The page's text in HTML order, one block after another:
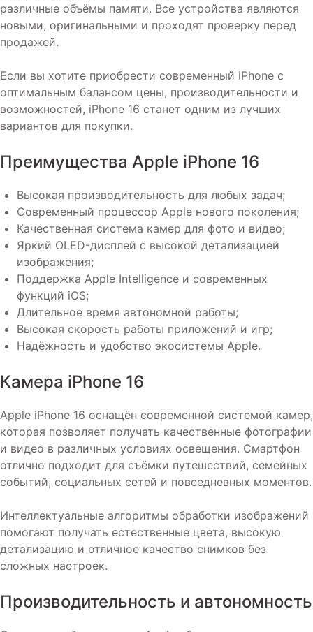
различные объёмы памяти. Все устройства являются
новыми, оригинальными и проходят проверку перед
продажей.
Если вы хотите приобрести современный iPhone с
оптимальным балансом цены, производительности и
возможностей, iPhone 16 станет одним из лучших
вариантов для покупки.
Преимущества Apple iPhone 16
Высокая производительность для любых задач;
Современный процессор Apple нового поколения;
Качественная система камер для фото и видео;
Яркий OLED-дисплей с высокой детализацией
изображения;
Поддержка Apple Intelligence и современных
функций iOS;
Длительное время автономной работы;
Высокая скорость работы приложений и игр;
Надёжность и удобство экосистемы Apple.
Камера iPhone 16
Apple iPhone 16 оснащён современной системой камер,
которая позволяет получать качественные фотографии
и видео в различных условиях освещения. Смартфон
отлично подходит для съёмки путешествий, семейных
событий, социальных сетей и повседневных моментов.
Интеллектуальные алгоритмы обработки изображений
помогают получать естественные цвета, высокую
детализацию и отличное качество снимков без
сложных настроек.
Производительность и автономность